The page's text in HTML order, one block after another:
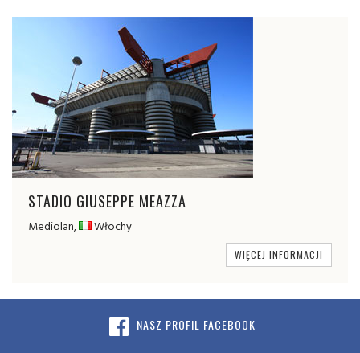
STADIO GIUSEPPE MEAZZA
Mediolan, Włochy
WIĘCEJ INFORMACJI
NASZ PROFIL FACEBOOK